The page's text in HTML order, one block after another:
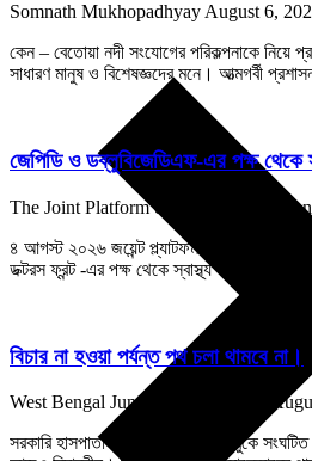
Somnath Mukhopadhyay August 6,
কেন – বেতোয়া নদী সংযোগের পরিকল্পনাকে নিয়ে
সাধারণ মানুষ ও বিশেষজ্ঞদের মনে। আত্মগর্বী
জেপিডি ও ডব্লুবিজেডিএফ-এর পক্ষ থেকে
The Joint Platform of Doctors West
৪ আগস্ট ২০২৬ জয়েন্ট প্ল্যাটফর্ম অব ডক্টরস,
ডক্টরস ফ্রন্ট -এর পক্ষ থেকে স্বাস্থ্য ভবনে
বিচার না হওয়া পর্যন্ত পথ চলা থামবে না।
West Bengal Junior Doctors Front
সরকারি হাসপাতাল তথা শিক্ষাপ্রাঙ্গণের বুকে